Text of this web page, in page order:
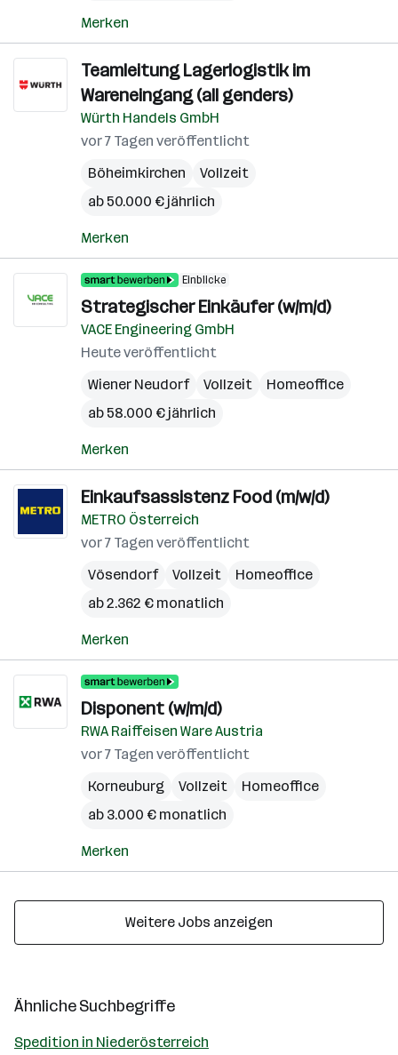
Merken
Teamleitung Lagerlogistik im
Wareneingang (all genders)
Würth Handels GmbH
vor 7 Tagen veröffentlicht
Böheimkirchen
Vollzeit
ab 50.000 € jährlich
Merken
Einblicke
Strategischer Einkäufer (w/m/d)
VACE Engineering GmbH
Heute veröffentlicht
Wiener Neudorf
Vollzeit
Homeoffice
ab 58.000 € jährlich
Merken
Einkaufsassistenz Food (m/w/d)
METRO Österreich
vor 7 Tagen veröffentlicht
Vösendorf
Vollzeit
Homeoffice
ab 2.362 € monatlich
Merken
Disponent (w/m/d)
RWA Raiffeisen Ware Austria
vor 7 Tagen veröffentlicht
Korneuburg
Vollzeit
Homeoffice
ab 3.000 € monatlich
Merken
Weitere Jobs anzeigen
Ähnliche Suchbegriffe
Spedition in Niederösterreich